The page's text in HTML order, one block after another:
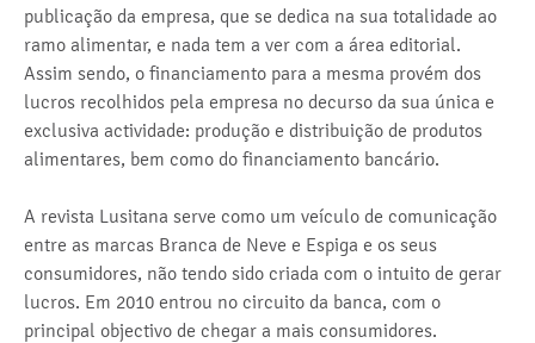
publicação da empresa, que se dedica na sua totalidade ao
ramo alimentar, e nada tem a ver com a área editorial.
Assim sendo, o financiamento para a mesma provém dos
lucros recolhidos pela empresa no decurso da sua única e
exclusiva actividade: produção e distribuição de produtos
alimentares, bem como do financiamento bancário.
A revista Lusitana serve como um veículo de comunicação
entre as marcas Branca de Neve e Espiga e os seus
consumidores, não tendo sido criada com o intuito de gerar
lucros. Em 2010 entrou no circuito da banca, com o
principal objectivo de chegar a mais consumidores.